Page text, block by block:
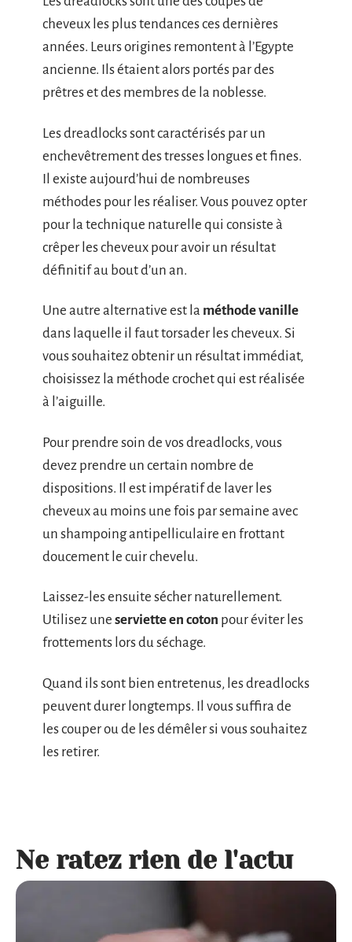
cheveux les plus tendances ces dernières
années. Leurs origines remontent à l’Egypte
ancienne. Ils étaient alors portés par des
prêtres et des membres de la noblesse.
Les dreadlocks sont caractérisés par un
enchevêtrement des tresses longues et fines.
Il existe aujourd’hui de nombreuses
méthodes pour les réaliser. Vous pouvez opter
pour la technique naturelle qui consiste à
crêper les cheveux pour avoir un résultat
définitif au bout d’un an.
Une autre alternative est la méthode vanille
dans laquelle il faut torsader les cheveux. Si
vous souhaitez obtenir un résultat immédiat,
choisissez la méthode crochet qui est réalisée
à l’aiguille.
Pour prendre soin de vos dreadlocks, vous
devez prendre un certain nombre de
dispositions. Il est impératif de laver les
cheveux au moins une fois par semaine avec
un shampoing antipelliculaire en frottant
doucement le cuir chevelu.
Laissez-les ensuite sécher naturellement.
Utilisez une serviette en coton pour éviter les
frottements lors du séchage.
Quand ils sont bien entretenus, les dreadlocks
peuvent durer longtemps. Il vous suffira de
les couper ou de les démêler si vous souhaitez
les retirer.
Ne ratez rien de l'actu